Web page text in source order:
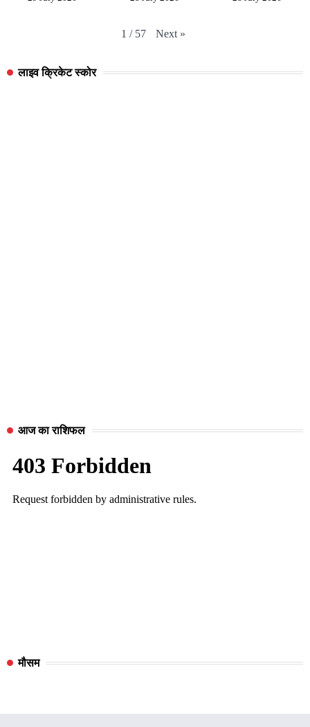
1 / 57 Next »
लाइव क्रिकेट स्कोर
आज का राशिफल
मौसम